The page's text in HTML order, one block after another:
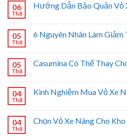
06
Th8
Hướng Dẫn Bảo Quản Vỏ
05
Th8
6 Nguyên Nhân Làm Giảm
05
Th8
Casumina Có Thể Thay
04
Th8
Kinh Nghiệm Mua Vỏ Xe
04
Th8
Chọn Vỏ Xe Nâng Cho